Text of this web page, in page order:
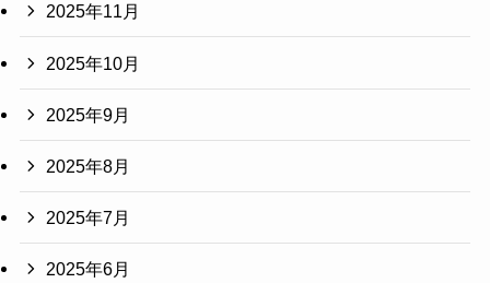
2025年11月
2025年10月
2025年9月
2025年8月
2025年7月
2025年6月